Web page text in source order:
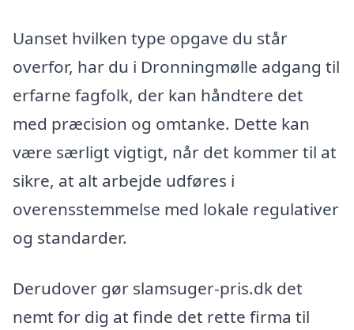
Uanset hvilken type opgave du står
overfor, har du i Dronningmølle adgang til
erfarne fagfolk, der kan håndtere det
med præcision og omtanke. Dette kan
være særligt vigtigt, når det kommer til at
sikre, at alt arbejde udføres i
overensstemmelse med lokale regulativer
og standarder.
Derudover gør slamsuger-pris.dk det
nemt for dig at finde det rette firma til